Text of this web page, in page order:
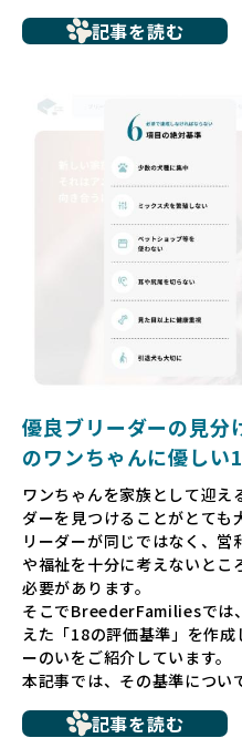
ち、健康面や社会性に問題を
いるというケースもあります
っても大きな負担であり、ワ
だからこそ、私たちは正し
供すべきだと考えています
ゃんを家族のように愛する
厳しい基準で厳選し、その
しています。これにより、消
リーダーを選べる環境を整え
そして、消費者の皆様が正し
を求めることで、ワンちゃん
ーダーが増え、営利優先の
される社会を目指していま
ゃんに優しい世界を築いてい
長するための環境が十分に整
での間に過密な環境や長距離
少なくありません。このよ
の問題につながりやすく、ワ
は言えません。
こうした背景から、
さない直接販売を採用する
ペットショップを利用するブ
ん。
ペットショップを避けた方が
記事を読む
優良ブリーダーの見
のワンちゃんに優しい
ワンちゃんを家族として迎え
ダーを見つけることがとても
リーダーが同じではなく、
や福祉を十分に考えないとこ
必要があります。
そこでBreederFamiliesでは
えた「18の評価基準」を作
ーのいをご紹介しています。
本記事では、その基準につい
記事を読む